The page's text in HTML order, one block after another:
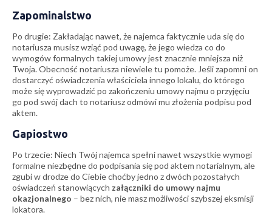
Zapominalstwo
Po drugie: Zakładając nawet, że najemca faktycznie uda się do
notariusza musisz wziąć pod uwagę, że jego wiedza co do
wymogów formalnych takiej umowy jest znacznie mniejsza niż
Twoja. Obecność notariusza niewiele tu pomoże. Jeśli zapomni on
dostarczyć oświadczenia właściciela innego lokalu, do którego
może się wyprowadzić po zakończeniu umowy najmu o przyjęciu
go pod swój dach to notariusz odmówi mu złożenia podpisu pod
aktem.
Gapiostwo
Po trzecie: Niech Twój najemca spełni nawet wszystkie wymogi
formalne niezbędne do podpisania się pod aktem notarialnym, ale
zgubi w drodze do Ciebie choćby jedno z dwóch pozostałych
oświadczeń stanowiących załączniki do umowy najmu
okazjonalnego – bez nich, nie masz możliwości szybszej eksmisji
lokatora.